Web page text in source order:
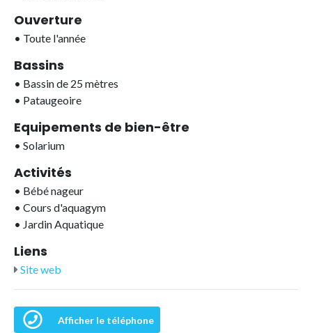
Ouverture
• Toute l'année
Bassins
• Bassin de 25 mètres
• Pataugeoire
Equipements de bien-être
• Solarium
Activités
• Bébé nageur
• Cours d'aquagym
• Jardin Aquatique
Liens
Site web
Afficher le téléphone